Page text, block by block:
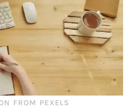
FROM PEXELS